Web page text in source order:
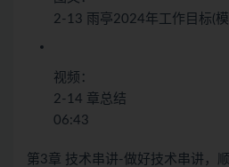
2-13 雨亭2024年工作目标(
视频：
2-14 章总结
06:43
第3章 技术串讲-做好技术串讲，